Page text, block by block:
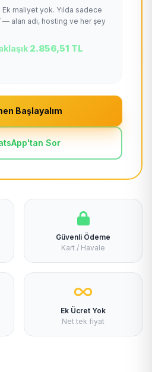
maliyet yok. Yılda sadece
— alan adı, hosting ve her şey
2.856,51 TL
Başlayalım
Sor
Güvenli Ödeme
Kart / Havale
Ek Ücret Yok
Net tek fiyat